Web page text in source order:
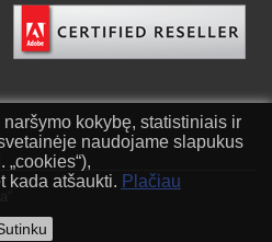
kokybę, statistiniais ir
naudojame slapukus
„cookies“),
kada atšaukti. Plačiau